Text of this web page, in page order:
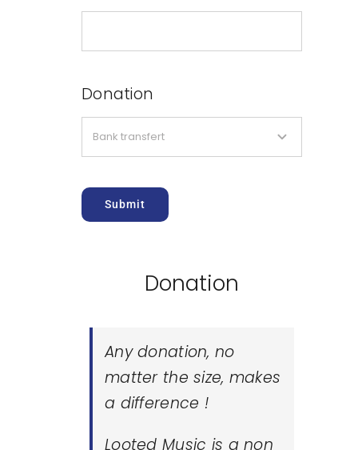
Donation
Submit
Donation
Any donation, no
matter the size, makes
a difference !
Looted Music is a non